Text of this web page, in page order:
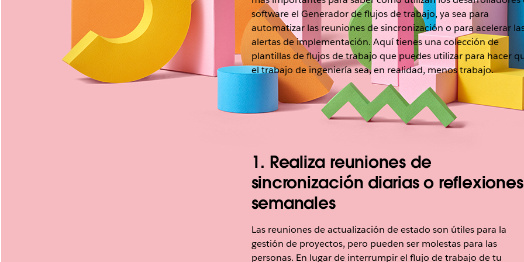
software el Generador de flujos de trabajo, ya sea para
automatizar las reuniones de sincronización o para acelerar
alertas de implementación. Aquí tienes una colección de
plantillas de flujos de trabajo que puedes utilizar para hacer
el trabajo de ingeniería sea, en realidad, menos trabajo.
1. Realiza reuniones de
sincronización diarias o reflexiones
semanales
Las reuniones de actualización de estado son útiles para la
gestión de proyectos, pero pueden ser molestas para las
personas. En lugar de interrumpir el flujo de trabajo de tu